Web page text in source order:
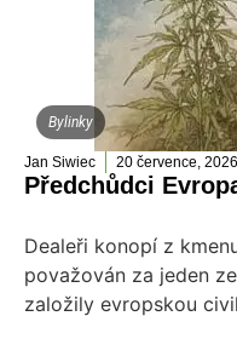
Bylinky
Jan Siwiec 20 července, 2026
Předchůdci
Dealeři konopí z
považován za jeden
založily evropskou